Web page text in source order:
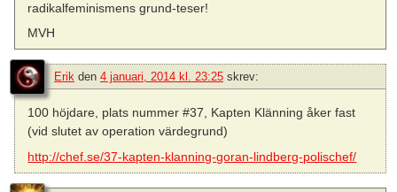
radikalfeminismens grund-teser!
MVH
Erik den 4 januari, 2014 kl. 23:25 skrev:
100 höjdare, plats nummer #37, Kapten Klänning åker fast
(vid slutet av operation värdegrund)
http://chef.se/37-kapten-klanning-goran-lindberg-polischef/